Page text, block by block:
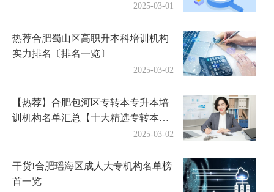
2025-03-01
热荐合肥蜀山区高职升本科培训机构
实力排名〔排名一览〕
2025-03-02
【热荐】合肥包河区专转本专升本培
训机构名单汇总【十大精选专转本专
2025-03-02
干货!合肥瑶海区成人大专机构名单榜
首一览